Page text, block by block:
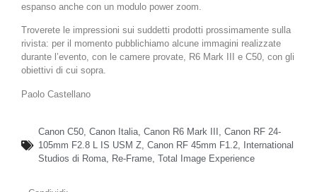
espanso anche con un modulo power zoom.
Troverete le impressioni sui suddetti prodotti prossimamente sulla
rivista: per il momento pubblichiamo alcune immagini realizzate
durante l’evento, con le camere provate, R6 Mark III e C50, con gli
obiettivi di cui sopra.
Paolo Castellano
Canon C50, Canon Italia, Canon R6 Mark III , Canon RF 24-
105mm F2.8 L IS USM Z, Canon RF 45mm F1.2,
International
Studios di Roma, Re-Frame, Total Image Experience